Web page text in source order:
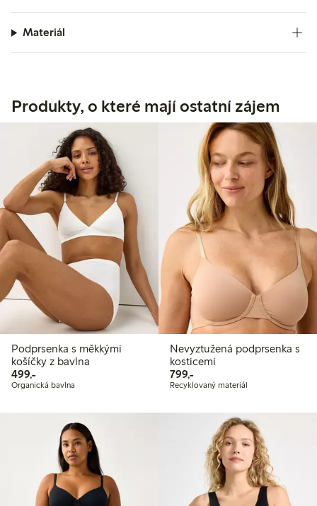
Materiál
Produkty, o které mají ostatní zájem
Podprsenka s měkkými
košíčky z bavlna
499,-499,00 Kč
Organická bavlna
Nevyztužená podprsenka s
kosticemi
799,-799,00 Kč
Recyklovaný materiál